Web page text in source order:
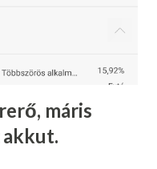
máris
akkut.